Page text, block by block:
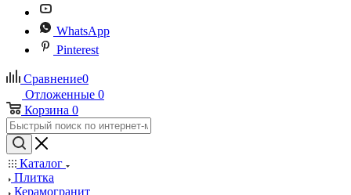
WhatsApp
Pinterest
Сравнение0
Отложенные 0
Корзина 0
Каталог
Плитка
Керамогранит